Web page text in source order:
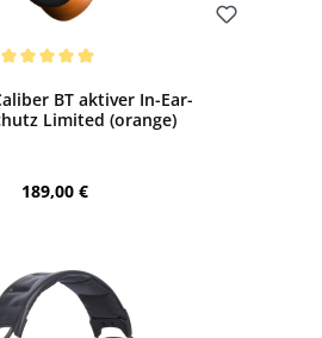
BT aktiver In-Ear-
Limited (orange)
Regulärer Preis:
189,00 €